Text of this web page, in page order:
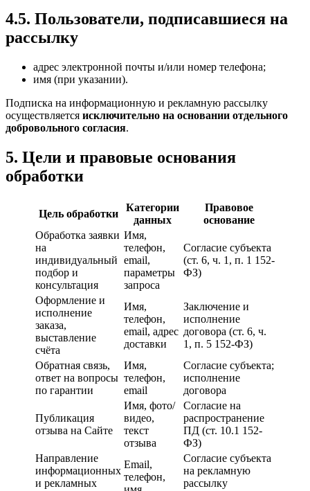
4.5. Пользователи, подписавшиеся на
рассылку
адрес электронной почты и/или номер телефона;
имя (при указании).
Подписка на информационную и рекламную рассылку
осуществляется исключительно на основании отдельного
добровольного согласия.
5. Цели и правовые основания
обработки
Цель обработки
Категории
данных
Правовое
основание
Обработка заявки
на
индивидуальный
подбор и
консультация
Имя,
телефон,
email,
параметры
запроса
Согласие субъекта
(ст. 6, ч. 1, п. 1 152-
ФЗ)
Оформление и
исполнение
заказа,
выставление
счёта
Имя,
телефон,
email, адрес
доставки
Заключение и
исполнение
договора (ст. 6, ч.
1, п. 5 152-ФЗ)
Обратная связь,
ответ на вопросы
по гарантии
Имя,
телефон,
email
Согласие субъекта;
исполнение
договора
Публикация
отзыва на Сайте
Имя, фото/
видео,
текст
отзыва
Согласие на
распространение
ПД (ст. 10.1 152-
ФЗ)
Направление
информационных
и рекламных
Email,
телефон,
Согласие субъекта
на рекламную
рассылку